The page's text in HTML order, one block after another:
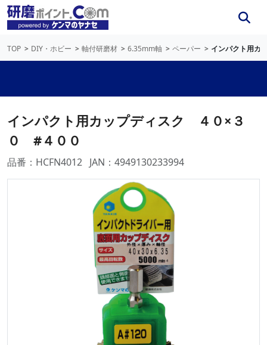
TOP DIY・ホビー 軸付研磨材 6.35mm軸 ペーパー インパクト用
インパクト用カップディスク ４０×３
０ #４００
品番：HCFN4012 JAN：4949130233994